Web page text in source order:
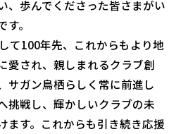
、歩んでくださった皆さまがい
。
て100年先、これからもより地
愛され、親しまれるクラブ創
サガン鳥栖らしく常に前進し
挑戦し、輝かしいクラブの未
ます。これからも引き続き応援